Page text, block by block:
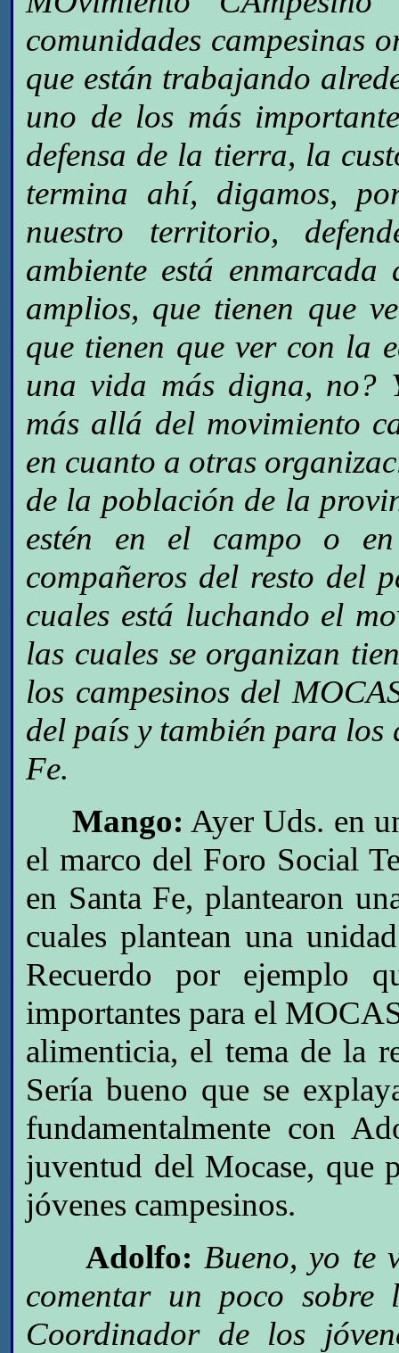
comunidades campesinas
que están trabajando
uno de los más
defensa de la tierra, la
termina ahí, digamos,
nuestro territorio,
ambiente está
amplios, que tienen que
que tienen que ver con la
una vida más digna, no?
más allá del movimiento
en cuanto a otras
de la población de la
estén en el campo o
compañeros del resto del
cuales está luchando el
las cuales se organizan
los campesinos del
del país y también para los
Fe.
Mango: Ayer Uds. en
el marco del Foro Social
en Santa Fe, plantearon
cuales plantean una
Recuerdo por ejemplo
importantes para el
alimenticia, el tema de la
Sería bueno que se
fundamentalmente con
juventud del Mocase, que
jóvenes campesinos.
Adolfo: Bueno, yo te
comentar un poco sobre
Coordinador de los